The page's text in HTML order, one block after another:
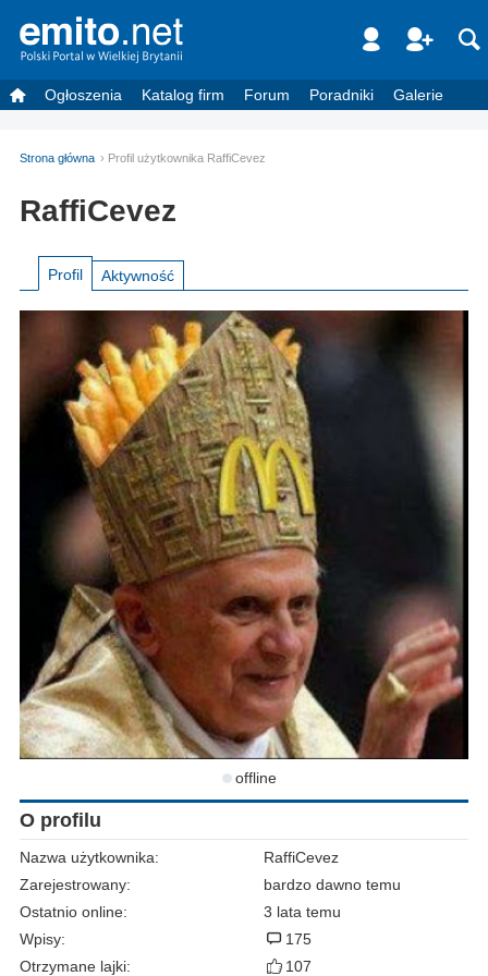
Ogłoszenia Katalog firm Forum Poradniki Galerie
Strona główna Profil użytkownika RaffiCevez
RaffiCevez
Profil Aktywność
offline
O profilu
Nazwa użytkownika:
RaffiCevez
Zarejestrowany:
bardzo dawno temu
Ostatnio online:
3 lata temu
Wpisy:
175
Otrzymane lajki:
107